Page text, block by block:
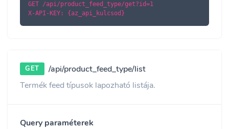
GET /api/product_feed_type/get?id=1
X-API-KEY: {az_api_kulcsod}
GET
/api/product_feed_type/list
Termék feed típusok lapozható listája.
Query paraméterek